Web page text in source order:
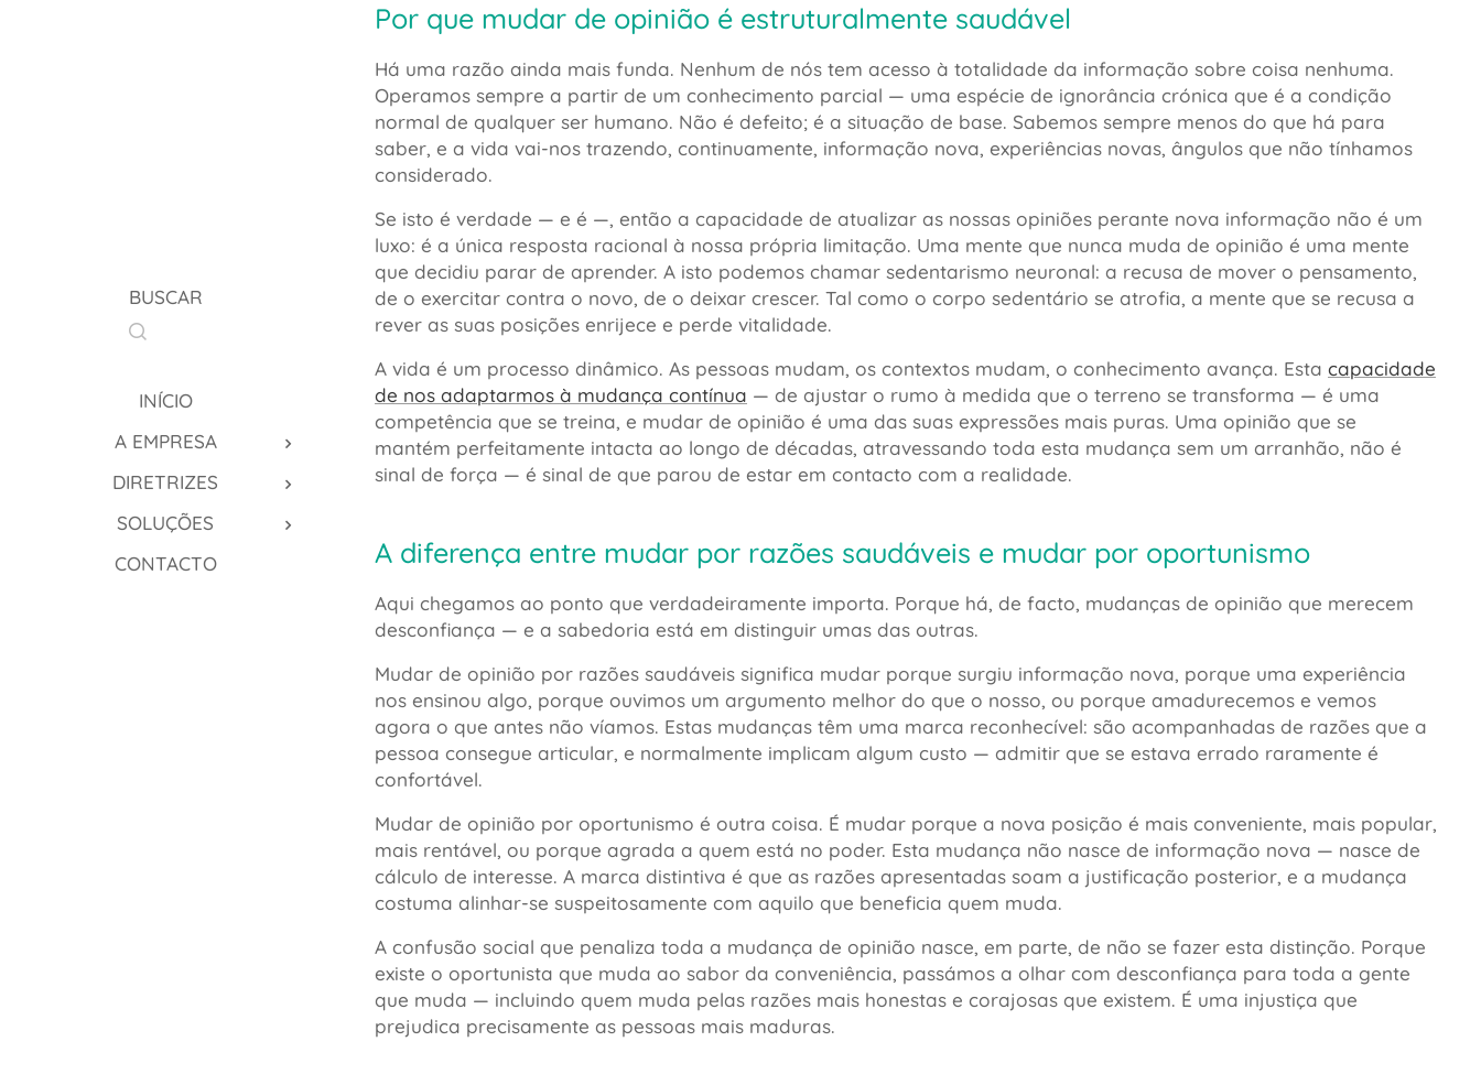
BUSCAR
INÍCIO
A EMPRESA
DIRETRIZES
SOLUÇÕES
CONTACTO
Por que mudar de opinião é estruturalmente saudável
Há uma razão ainda mais funda. Nenhum de nós tem acesso à totalidade da informação sobre coisa nenhuma.
Operamos sempre a partir de um conhecimento parcial — uma espécie de ignorância crónica que é a condição
normal de qualquer ser humano. Não é defeito; é a situação de base. Sabemos sempre menos do que há para
saber, e a vida vai-nos trazendo, continuamente, informação nova, experiências novas, ângulos que não tínhamos
considerado.
Se isto é verdade — e é —, então a capacidade de atualizar as nossas opiniões perante nova informação não é um
luxo: é a única resposta racional à nossa própria limitação. Uma mente que nunca muda de opinião é uma mente
que decidiu parar de aprender. A isto podemos chamar sedentarismo neuronal: a recusa de mover o pensamento,
de o exercitar contra o novo, de o deixar crescer. Tal como o corpo sedentário se atrofia, a mente que se recusa a
rever as suas posições enrijece e perde vitalidade.
A vida é um processo dinâmico. As pessoas mudam, os contextos mudam, o conhecimento avança. Esta capacidade
de nos adaptarmos à mudança contínua — de ajustar o rumo à medida que o terreno se transforma — é uma
competência que se treina, e mudar de opinião é uma das suas expressões mais puras. Uma opinião que se
mantém perfeitamente intacta ao longo de décadas, atravessando toda esta mudança sem um arranhão, não é
sinal de força — é sinal de que parou de estar em contacto com a realidade.
A diferença entre mudar por razões saudáveis e mudar por oportunismo
Aqui chegamos ao ponto que verdadeiramente importa. Porque há, de facto, mudanças de opinião que merecem
desconfiança — e a sabedoria está em distinguir umas das outras.
Mudar de opinião por razões saudáveis significa mudar porque surgiu informação nova, porque uma experiência
nos ensinou algo, porque ouvimos um argumento melhor do que o nosso, ou porque amadurecemos e vemos
agora o que antes não víamos. Estas mudanças têm uma marca reconhecível: são acompanhadas de razões que a
pessoa consegue articular, e normalmente implicam algum custo — admitir que se estava errado raramente é
confortável.
Mudar de opinião por oportunismo é outra coisa. É mudar porque a nova posição é mais conveniente, mais popular,
mais rentável, ou porque agrada a quem está no poder. Esta mudança não nasce de informação nova — nasce de
cálculo de interesse. A marca distintiva é que as razões apresentadas soam a justificação posterior, e a mudança
costuma alinhar-se suspeitosamente com aquilo que beneficia quem muda.
A confusão social que penaliza toda a mudança de opinião nasce, em parte, de não se fazer esta distinção. Porque
existe o oportunista que muda ao sabor da conveniência, passámos a olhar com desconfiança para toda a gente
que muda — incluindo quem muda pelas razões mais honestas e corajosas que existem. É uma injustiça que
prejudica precisamente as pessoas mais maduras.